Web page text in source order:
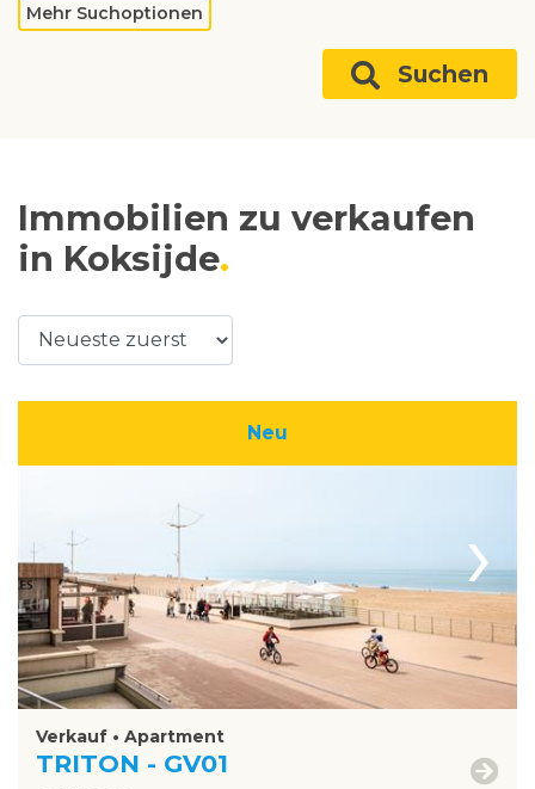
Mehr Suchoptionen
Suchen
Immobilien zu verkaufen
in Koksijde
Neu
›
Verkauf • Apartment
TRITON - GV01